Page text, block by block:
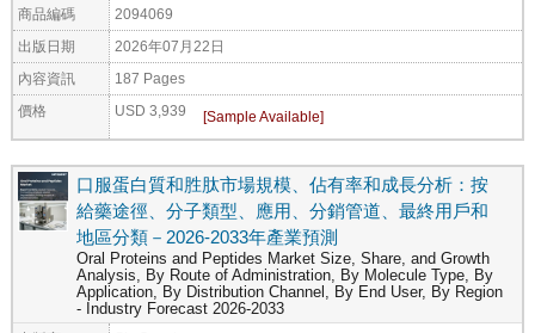
商品編碼 2094069
出版日期 2026年07月22日
內容資訊 187 Pages
價格 USD 3,939
口服蛋白質和胜肽市場規模、佔有率和成長分析：按
給藥途徑、分子類型、應用、分銷管道、最終用戶和
地區分類－2026-2033年產業預測
Oral Proteins and Peptides Market Size, Share, and Growth
Analysis, By Route of Administration, By Molecule Type, By
Application, By Distribution Channel, By End User, By Region
- Industry Forecast 2026-2033